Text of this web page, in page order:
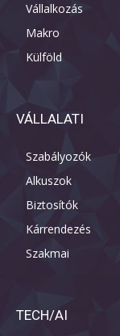
Vállalkozás
Makro
Külföld
VÁLLALATI
Szabályozók
Alkuszok
Biztosítók
Kárrendezés
Szakmai
TECH/AI